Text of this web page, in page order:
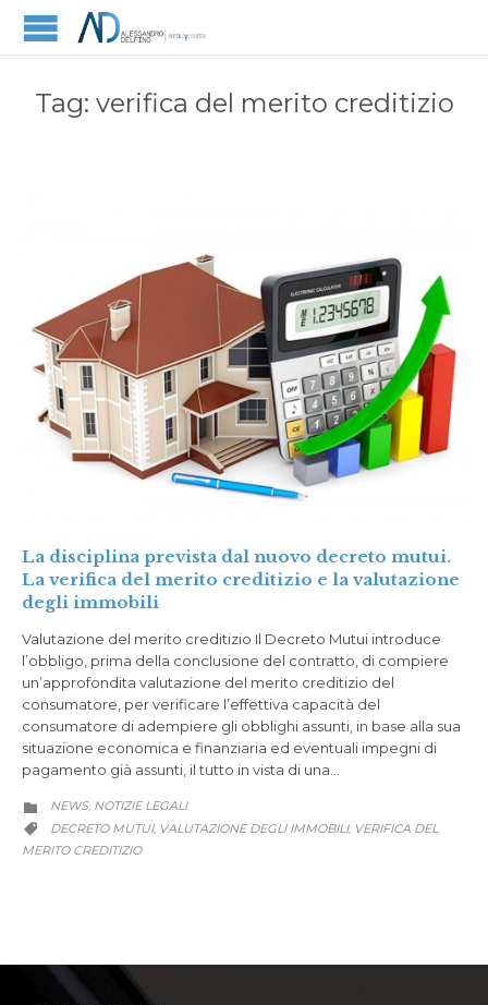
Tag: verifica del merito creditizio
La disciplina prevista dal nuovo decreto mutui.
La verifica del merito creditizio e la valutazione
degli immobili
Valutazione del merito creditizio Il Decreto Mutui introduce
l’obbligo, prima della conclusione del contratto, di compiere
un’approfondita valutazione del merito creditizio del
consumatore, per verificare l’effettiva capacità del
consumatore di adempiere gli obblighi assunti, in base alla sua
situazione economica e finanziaria ed eventuali impegni di
pagamento già assunti, il tutto in vista di una…
 CATEGORY
NEWS, NOTIZIE LEGALI
 CATEGORY
DECRETO MUTUI, VALUTAZIONE DEGLI IMMOBILI, VERIFICA DEL
MERITO CREDITIZIO